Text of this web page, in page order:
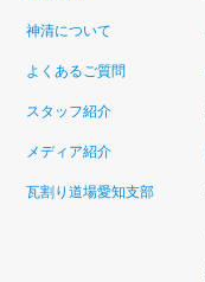
神清について
よくあるご質問
スタッフ紹介
メディア紹介
瓦割り道場愛知支部